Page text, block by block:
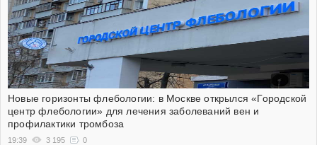
Новые горизонты флебологии: в Москве открылся «Городской
центр флебологии» для лечения заболеваний вен и
профилактики тромбоза
19:39 3 195 0